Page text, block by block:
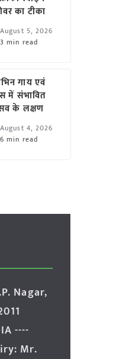
का टीका
August 5, 2026
3 min read
गाय एवं
में संभावित
के लक्षण
August 4, 2026
6 min read
Nagar,
----
Mr.